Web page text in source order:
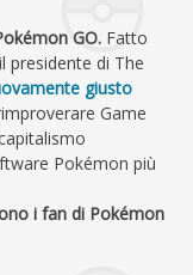
GO. Fatto
presidente di The
giusto
Game
Pokémon più
i fan di Pokémon